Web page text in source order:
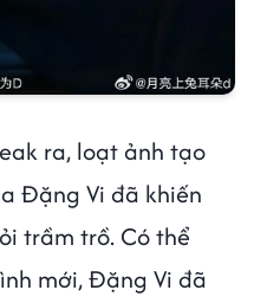
ra, loạt ảnh tạo
Đặng Vi đã khiến
trầm trồ. Có thể
mới, Đặng Vi đã